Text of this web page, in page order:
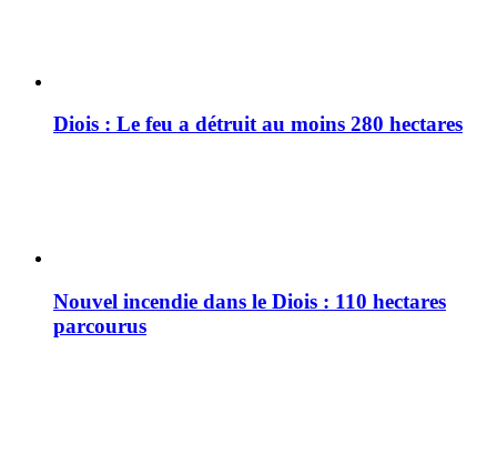
Diois : Le feu a détruit au moins 280 hectares
Nouvel incendie dans le Diois : 110 hectares
parcourus